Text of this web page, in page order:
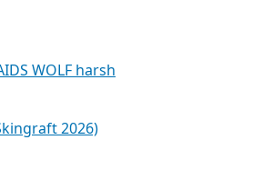
WOLF harsh
2026)